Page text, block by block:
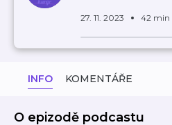
27. 11. 2023 42 min
INFO KOMENTÁŘE
O epizodě podcastu